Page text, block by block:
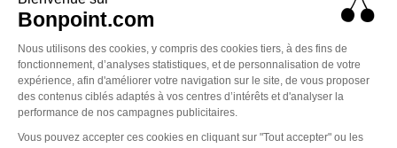
Paiement sécurisé
PayPal
Visa
Mastercard
Klarna